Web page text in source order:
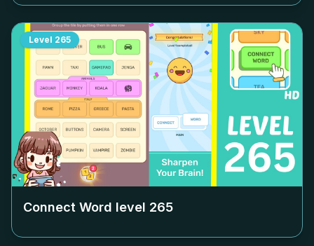
Level 265
Connect Word level 265